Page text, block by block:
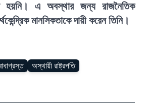
হয়নি। এ অবস্থার জন্য রাজনৈতিক
মানসিকতাকে দায়ী করেন তিনি।
অস্থায়ী রাষ্ট্রপতি